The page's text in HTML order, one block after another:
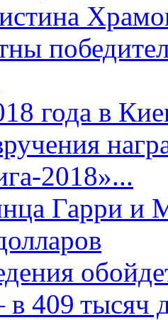
года в
2018»...
Гарри и
409 тысяч